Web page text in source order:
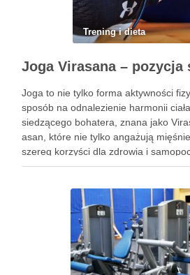
Trening i dieta
Joga to nie tylko forma aktywności
sposób na odnalezienie harmonii
siedzącego bohatera, znana jako
asan, które nie tylko angażują
szereg korzyści dla zdrowia i
praktykowanie tej pozycji może